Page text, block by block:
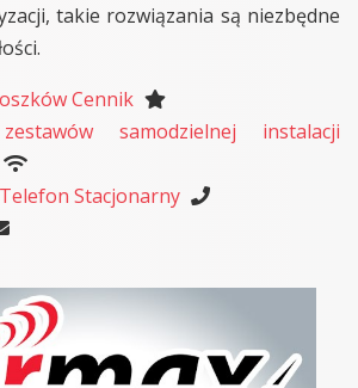
takie rozwiązania są niezbędne
Cennik
samodzielnej instalacji
Stacjonarny